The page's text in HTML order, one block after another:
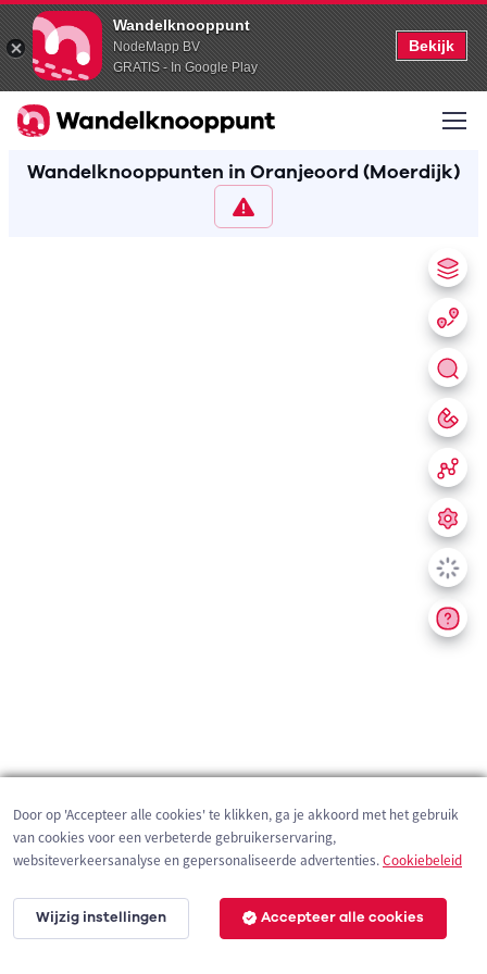
Wandelknooppunt
NodeMapp BV
GRATIS - In Google Play
Bekijk
Wandelknooppunten in Oranjeoord (Moerdijk)
200 m
Door op 'Accepteer alle cookies' te klikken, ga je akkoord met het gebruik
van cookies voor een verbeterde gebruikerservaring,
websiteverkeersanalyse en gepersonaliseerde advertenties.Cookiebeleid
Wijzig instellingen Accepteer alle cookies